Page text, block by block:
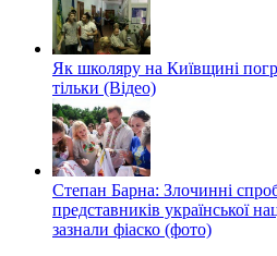
Як школяру на Київщині
тільки (Відео)
Степан Барна: Злочинні
представників української
зазнали фіаско (фото)